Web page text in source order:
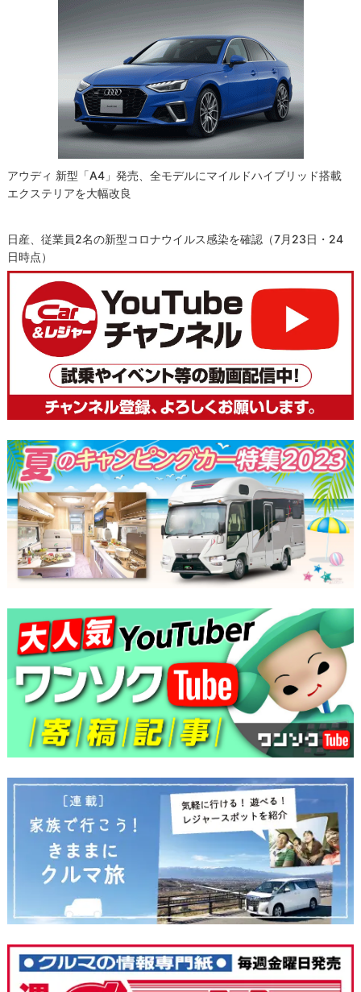
アウディ 新型「A4」発売、全モデルにマイルドハイブリッド搭載
エクステリアを大幅改良
日産、従業員2名の新型コロナウイルス感染を確認（7月23日・24
日時点）